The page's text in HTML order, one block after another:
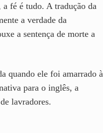
fé é tudo. A tradução da
a verdade da
a sentença de morte a
quando ele foi amarrado à
para o inglês, a
lavradores.